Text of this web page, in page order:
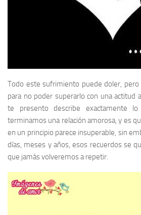
Todo este sufrimiento puede doler,
para no poder superarlo con una actitud
te presento describe exactamente
terminamos una relación amorosa, y es
en un principio parece insuperable, sin
días, meses y años, esos recuerdos se
que jamás volveremos a repetir.